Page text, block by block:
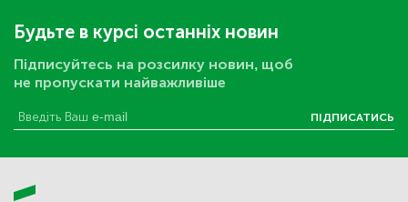
Будьте в курсі останніх новин
Підписуйтесь на розсилку новин, щоб
не пропускати найважливіше
ПІДПИСАТИСЬ